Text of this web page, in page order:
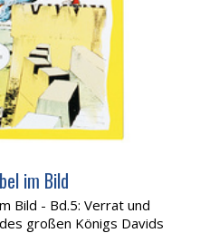
im Bild
Bild - Bd.5: Verrat und
großen Königs Davids